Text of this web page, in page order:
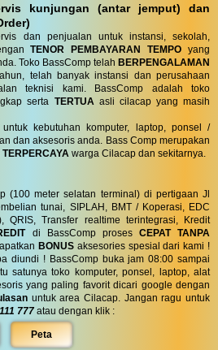
kunjungan (antar jemput) dan
dan penjualan untuk instansi, sekolah,
TENOR PEMBAYARAN TEMPO yang
Toko BassComp telah BERPENGALAMAN
telah banyak instansi dan perusahaan
teknisi kami. BassComp adalah toko
serta TERTUA asli cilacap yang masih
kebutuhan komputer, laptop, ponsel /
dan aksesoris anda. Bass Comp merupakan
warga Cilacap dan sekitarnya.
(100 meter selatan terminal) di pertigaan Jl
tunai, SIPLAH, BMT / Koperasi, EDC
QRIS, Transfer realtime terintegrasi, Kredit
di BassComp proses CEPAT TANPA
BONUSaksesories spesial dari kami !
diundi ! BassComp buka jam 08:00 sampai
satunya toko komputer, ponsel, laptop, alat
yang paling favorit dicari google dengan
untuk area Cilacap. Jangan ragu untuk
777 atau dengan klik :
Peta